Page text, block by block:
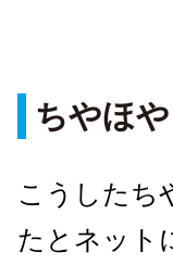
ちやほ
こうしたち
たとネット